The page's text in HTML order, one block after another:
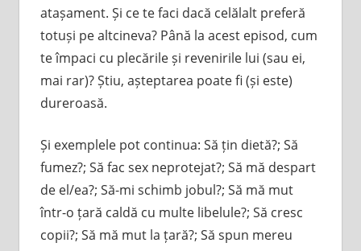
atașament. Și ce te faci dacă celălalt preferă
totuși pe altcineva? Până la acest episod, cum
te împaci cu plecările și revenirile lui (sau ei,
mai rar)? Știu, așteptarea poate fi (și este)
dureroasă.
Și exemplele pot continua: Să țin dietă?; Să
fumez?; Să fac sex neprotejat?; Să mă despart
de el/ea?; Să-mi schimb jobul?; Să mă mut
într-o țară caldă cu multe libelule?; Să cresc
copii?; Să mă mut la țară?; Să spun mereu